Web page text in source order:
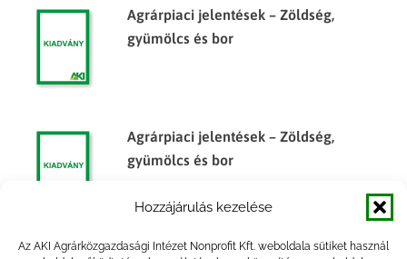
Hozzájárulás kezelése
Az AKI Agrárközgazdasági Intézet Nonprofit Kft. weboldala sütiket használ
Agrárpiaci jelentések – Zöldség,
gyümölcs és bor
Agrárpiaci jelentések – Zöldség,
gyümölcs és bor